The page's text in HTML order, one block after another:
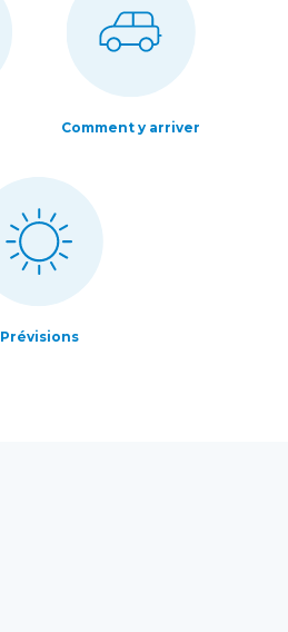
Comment y arriver
Prévisions